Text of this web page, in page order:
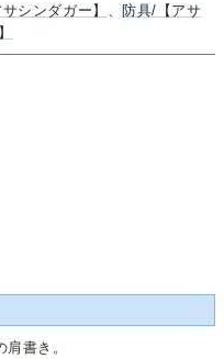
シンダガー】
防具/【アサ
肩書き。